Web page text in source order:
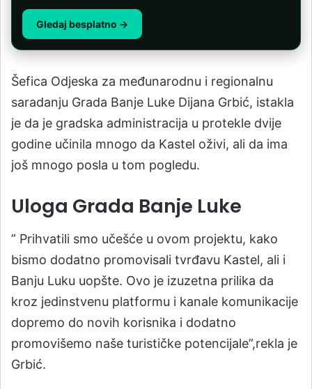
Gledaj besplatno →
Šefica Odjeska za međunarodnu i regionalnu
saradanju Grada Banje Luke Dijana Grbić, istakla
je da je gradska administracija u protekle dvije
godine učinila mnogo da Kastel oživi, ali da ima
još mnogo posla u tom pogledu.
Uloga Grada Banje Luke
” Prihvatili smo učešće u ovom projektu, kako
bismo dodatno promovisali tvrđavu Kastel, ali i
Banju Luku uopšte. Ovo je izuzetna prilika da
kroz jedinstvenu platformu i kanale komunikacije
dopremo do novih korisnika i dodatno
promovišemo naše turističke potencijale”,rekla je
Grbić.